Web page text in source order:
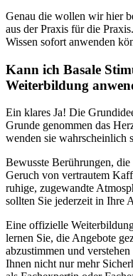
Genau die wollen wir hier
aus der Praxis für die
Wissen sofort anwenden
Kann ich Basale
Weiterbildung
Ein klares Ja! Die
Grunde genommen das
wenden sie wahrscheinlich
Bewusste Berührungen,
Geruch von vertrautem
ruhige, zugewandte
sollten Sie jederzeit in Ihre
Eine offizielle
lernen Sie, die Angebote
abzustimmen und
Ihnen nicht nur mehr